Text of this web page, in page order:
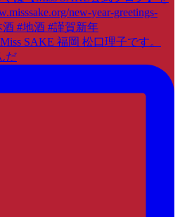
SAKE 福岡 松口理子です。
だ